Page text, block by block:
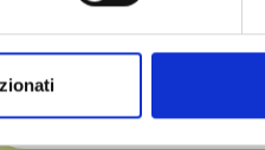
le tue preferenze nella
sui cookie.
funzionalità dei social